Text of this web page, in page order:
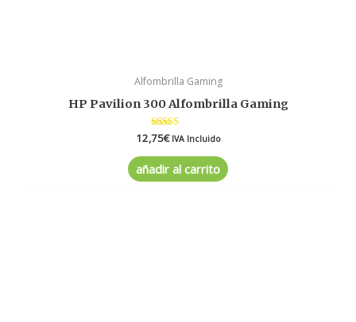
Alfombrilla Gaming
HP Pavilion 300 Alfombrilla Gaming
Valorado
4.00
de 5
12,75€ IVA Incluido
añadir al carrito